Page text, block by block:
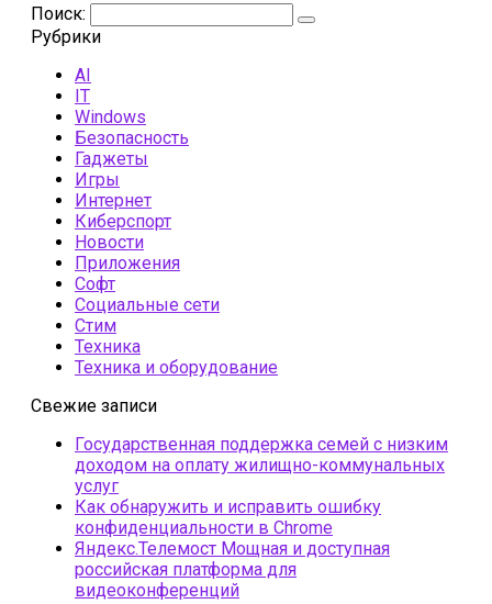
Поиск:
Рубрики
AI
IT
Windows
Безопасность
Гаджеты
Игры
Интернет
Киберспорт
Новости
Приложения
Софт
Социальные сети
Стим
Техника
Техника и оборудование
Свежие записи
Государственная поддержка семей с низким
доходом на оплату жилищно-коммунальных
услуг
Как обнаружить и исправить ошибку
конфиденциальности в Chrome
Яндекс.Телемост Мощная и доступная
российская платформа для
видеоконференций